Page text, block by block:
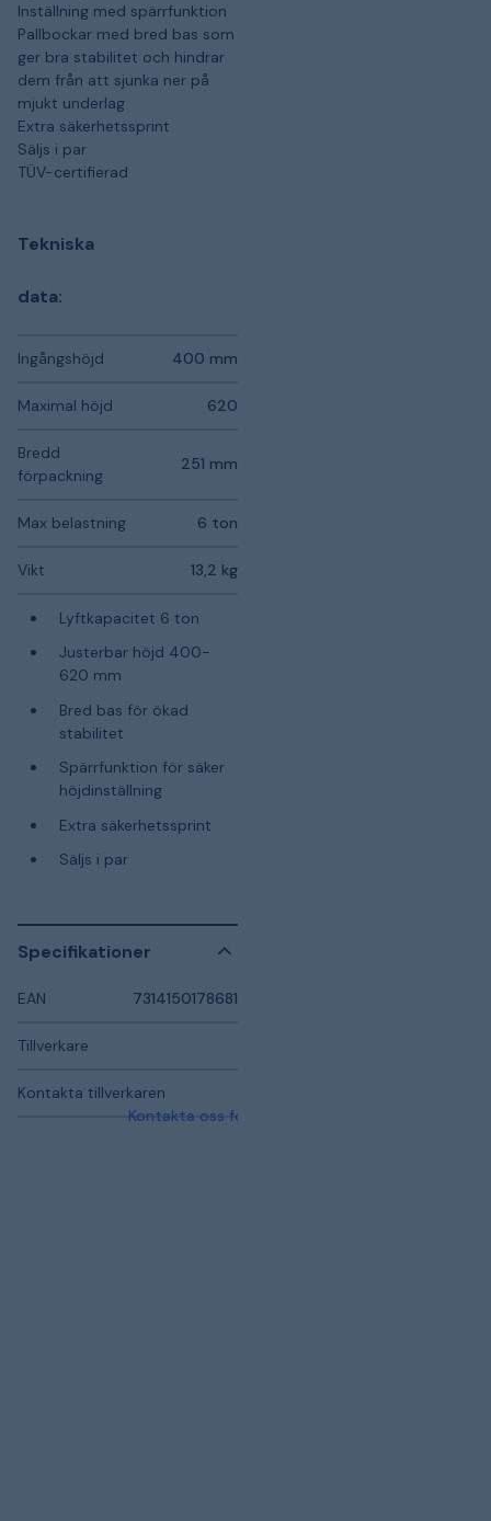
Inställning med spärrfunktion
Pallbockar med bred bas som
ger bra stabilitet och hindrar
dem från att sjunka ner på
mjukt underlag
Extra säkerhetssprint
Säljs i par
TÜV-certifierad
Tekniska
data:
Ingångshöjd 400 mm
Maximal höjd 620
Bredd
förpackning
251 mm
Max belastning 6 ton
Vikt 13,2 kg
Lyftkapacitet 6 ton
Justerbar höjd 400-
620 mm
Bred bas för ökad
stabilitet
Spärrfunktion för säker
höjdinställning
Extra säkerhetssprint
Säljs i par
Specifikationer
EAN 7314150178681
Tillverkare
Kontakta tillverkaren
Kontakta oss för mer information